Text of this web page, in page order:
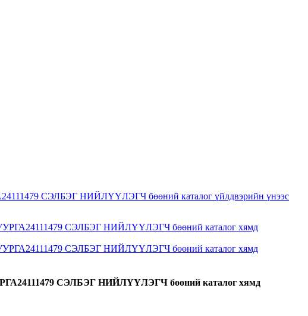
СЭЛБЭГ НИЙЛҮҮЛЭГЧ бөөний каталог хямд